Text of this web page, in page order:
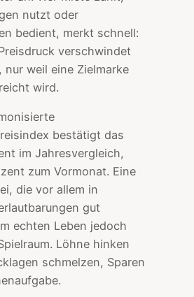
nutzt oder
bedient, merkt schnell:
verschwindet
weil eine Zielmarke
wird.
bestätigt das
im Jahresvergleich,
zum Vormonat. Eine
die vor allem in
gut
echten Leben jedoch
Löhne hinken
schmelzen, Sparen